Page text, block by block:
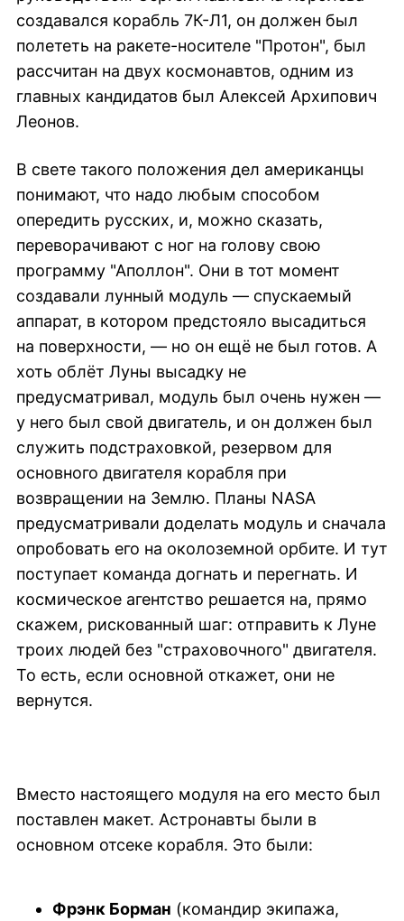
создавался корабль 7К-Л1, он должен был
полететь на ракете-носителе "Протон", был
рассчитан на двух космонавтов, одним из
главных кандидатов был Алексей Архипович
Леонов.
В свете такого положения дел американцы
понимают, что надо любым способом
опередить русских, и, можно сказать,
переворачивают с ног на голову свою
программу "Аполлон". Они в тот момент
создавали лунный модуль — спускаемый
аппарат, в котором предстояло высадиться
на поверхности, — но он ещё не был готов. А
хоть облёт Луны высадку не
предусматривал, модуль был очень нужен —
у него был свой двигатель, и он должен был
служить подстраховкой, резервом для
основного двигателя корабля при
возвращении на Землю. Планы NASA
предусматривали доделать модуль и сначала
опробовать его на околоземной орбите. И тут
поступает команда догнать и перегнать. И
космическое агентство решается на, прямо
скажем, рискованный шаг: отправить к Луне
троих людей без "страховочного" двигателя.
То есть, если основной откажет, они не
вернутся.
Вместо настоящего модуля на его место был
поставлен макет. Астронавты были в
основном отсеке корабля. Это были:
Фрэнк Борман (командир экипажа,